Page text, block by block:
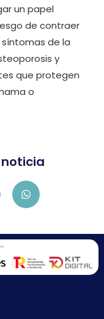
un papel
de contraer
de la
y
que protegen
o